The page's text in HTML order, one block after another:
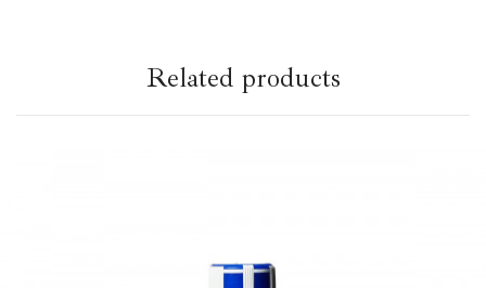
related products